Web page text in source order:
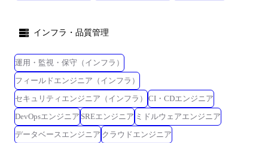
インフラ・品質管理
運用・監視・保守（インフラ）
フィールドエンジニア（インフラ）
セキュリティエンジニア（インフラ）
CI・CDエンジニア
DevOpsエンジニア SREエンジニア ミドルウェアエンジニア
データベースエンジニア クラウドエンジニア